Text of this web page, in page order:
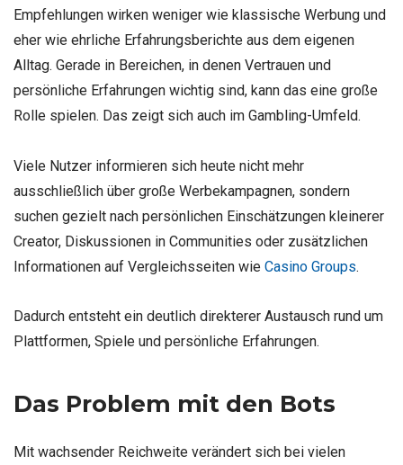
Empfehlungen wirken weniger wie klassische Werbung und
eher wie ehrliche Erfahrungsberichte aus dem eigenen
Alltag. Gerade in Bereichen, in denen Vertrauen und
persönliche Erfahrungen wichtig sind, kann das eine große
Rolle spielen. Das zeigt sich auch im Gambling-Umfeld.
Viele Nutzer informieren sich heute nicht mehr
ausschließlich über große Werbekampagnen, sondern
suchen gezielt nach persönlichen Einschätzungen kleinerer
Creator, Diskussionen in Communities oder zusätzlichen
Informationen auf Vergleichsseiten wie Casino Groups.
Dadurch entsteht ein deutlich direkterer Austausch rund um
Plattformen, Spiele und persönliche Erfahrungen.
Das Problem mit den Bots
Mit wachsender Reichweite verändert sich bei vielen